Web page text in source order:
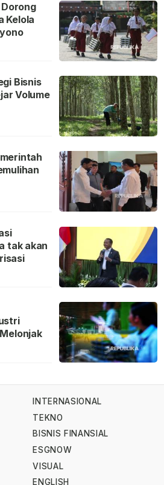
Kelola
Bisnis
Volume
tak akan
INTERNASIONAL
TEKNO
BISNIS FINANSIAL
ESGNOW
VISUAL
ENGLISH